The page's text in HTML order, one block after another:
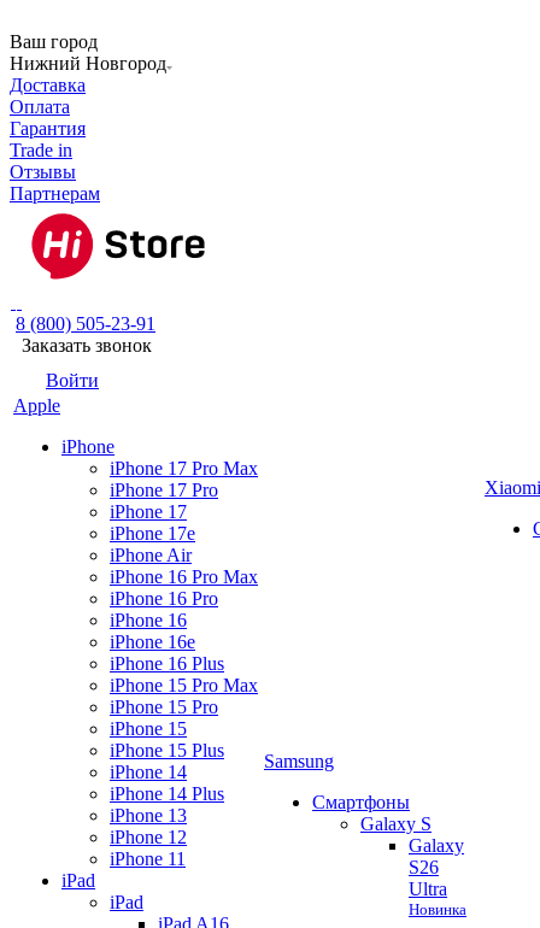
Ваш город
Нижний Новгород
Доставка
Оплата
Гарантия
Trade in
Отзывы
Партнерам
8 (800) 505-23-91
Заказать звонок
Войти
Apple
iPhone
iPhone 17 Pro Max
iPhone 17 Pro
iPhone 17
iPhone 17e
iPhone Air
iPhone 16 Pro Max
iPhone 16 Pro
iPhone 16
iPhone 16e
iPhone 16 Plus
iPhone 15 Pro Max
iPhone 15 Pro
iPhone 15
iPhone 15 Plus
iPhone 14
iPhone 14 Plus
iPhone 13
iPhone 12
iPhone 11
iPad
iPad
iPad A16
Samsung
Смартфоны
Galaxy S
Galaxy
S26
Ultra
Новинка
Xiaomi